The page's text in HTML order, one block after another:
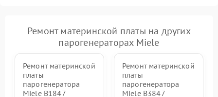
Ремонт материнской платы на других
парогенераторах Miele
Ремонт материнской
платы
парогенератора
Miele B1847
Ремонт материнской
платы
парогенератора
Miele B3847